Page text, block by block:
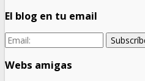
El blog en tu email
Webs amigas